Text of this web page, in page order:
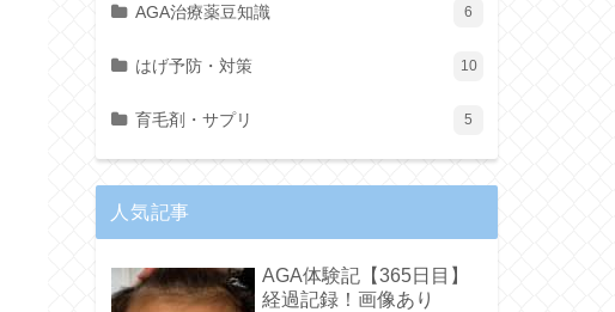
AGA治療薬豆知識 6
はげ予防・対策 10
育毛剤・サプリ 5
人気記事
AGA体験記【365日目】
経過記録！画像あり